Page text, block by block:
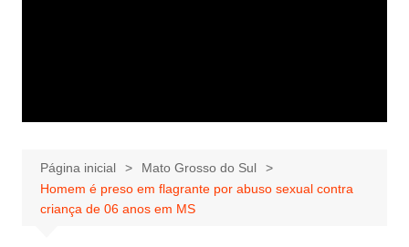
Página inicial
Mato Grosso do Sul
Homem é preso em flagrante por abuso sexual contra
criança de 06 anos em MS